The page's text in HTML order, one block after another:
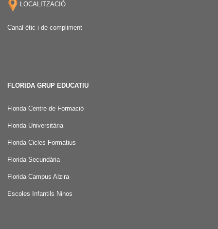
LOCALITZACIÓ
Canal ètic i de compliment
FLORIDA GRUP EDUCATIU
Florida Centre de Formació
Florida Universitària
Florida Cicles Formatius
Florida Secundària
Florida Campus Alzira
Escoles Infantils Ninos